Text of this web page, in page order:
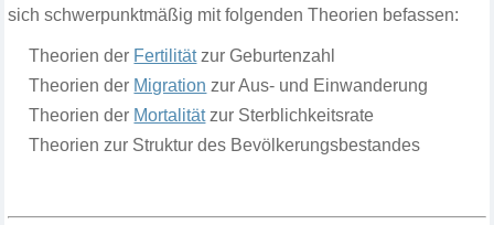
sich schwerpunktmäßig mit folgenden Theorien befassen:
Theorien der Fertilitätzur Geburtenzahl
Theorien der Migration zur Aus- und Einwanderung
Theorien der Mortalitätzur Sterblichkeitsrate
Theorien zur Struktur des Bevölkerungsbestandes